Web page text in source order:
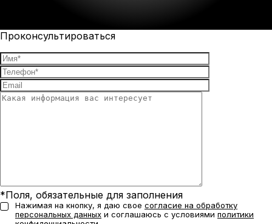
Проконсультироваться
*Поля, обязательные для заполнения
Нажимая на кнопку, я даю свое согласие на обработку
персональных данных и соглашаюсь с условиями политики